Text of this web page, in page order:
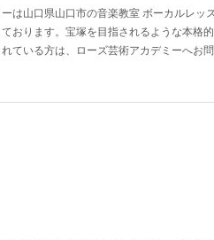
は山口県山口市の音楽教室 ボーカルレ
おります。宝塚を目指されるような本格
ている方は、ローズ芸術アカデミーへお問